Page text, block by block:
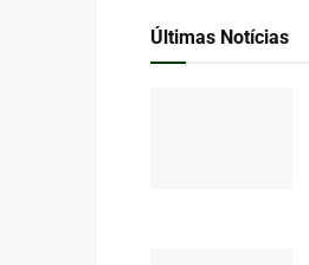
Últimas Notícias